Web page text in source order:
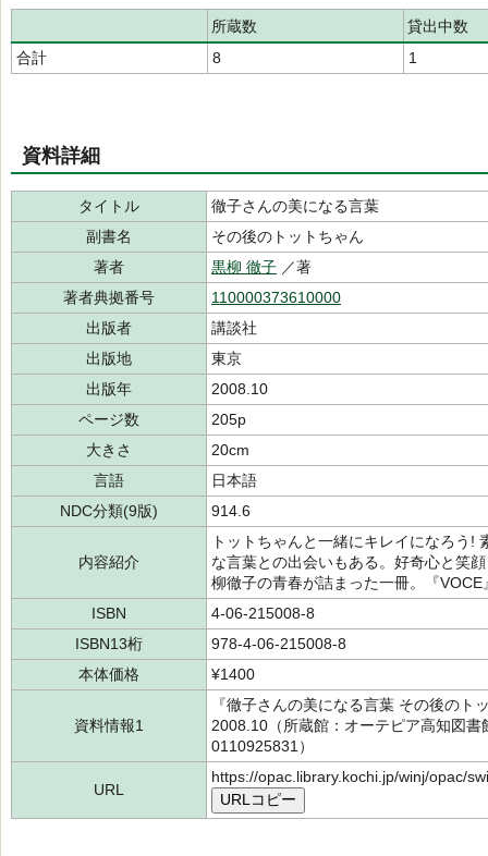
所蔵数
貸出中数
合計
8 1
資料詳細
タイトル
徹子さんの美になる言葉
副書名
その後のトットちゃん
著者
黒柳 徹子 ／著
著者典拠番号
110000373610000
出版者
講談社
出版地
東京
出版年
2008.10
ページ数
205p
大きさ
20cm
言語
日本語
NDC分類(9版)
914.6
内容紹介
トットちゃんと一緒にキレイになろう!
な言葉との出会いもある。好奇心と笑
柳徹子の青春が詰まった一冊。『
ISBN
4-06-215008-8
ISBN13桁
978-4-06-215008-8
本体価格
¥1400
資料情報1
『徹子さんの美になる言葉 その後
2008.10（所蔵館：オーテピア高知
0110925831）
URL
https://opac.library.kochi.jp/winj/opac/
URLコピー